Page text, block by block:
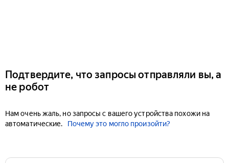
Подтвердите, что запросы отправляли вы, а
не робот
Нам очень жаль, но запросы с вашего устройства похожи на
автоматические.
Почему это могло произойти?